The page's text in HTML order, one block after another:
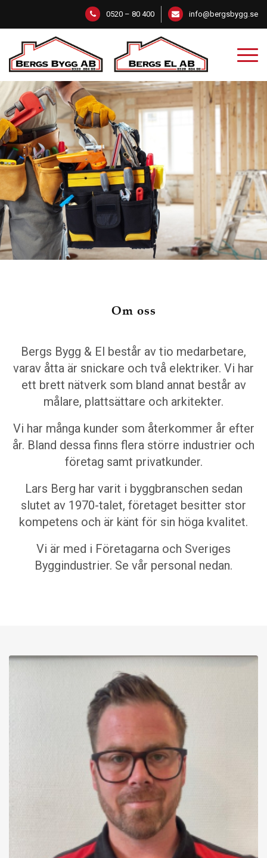
0520 – 80 400 info@bergsbygg.se
Om oss
Bergs Bygg & El består av tio medarbetare,
varav åtta är snickare och två elektriker. Vi har
ett brett nätverk som bland annat består av
målare, plattsättare och arkitekter.
Vi har många kunder som återkommer år efter
år. Bland dessa finns flera större industrier och
företag samt privatkunder.
Lars Berg har varit i byggbranschen sedan
slutet av 1970-talet, företaget besitter stor
kompetens och är känt för sin höga kvalitet.
Vi är med i Företagarna och Sveriges
Byggindustrier. Se vår personal nedan.